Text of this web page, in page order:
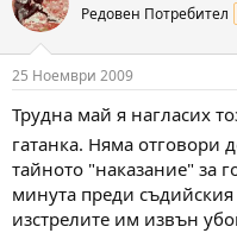
Редовен Потребител
25 Ноември 2009
Трудна май я нагласих
гатанка. Няма отговори
тайното "наказание" за
минута преди
изстрелите им извън